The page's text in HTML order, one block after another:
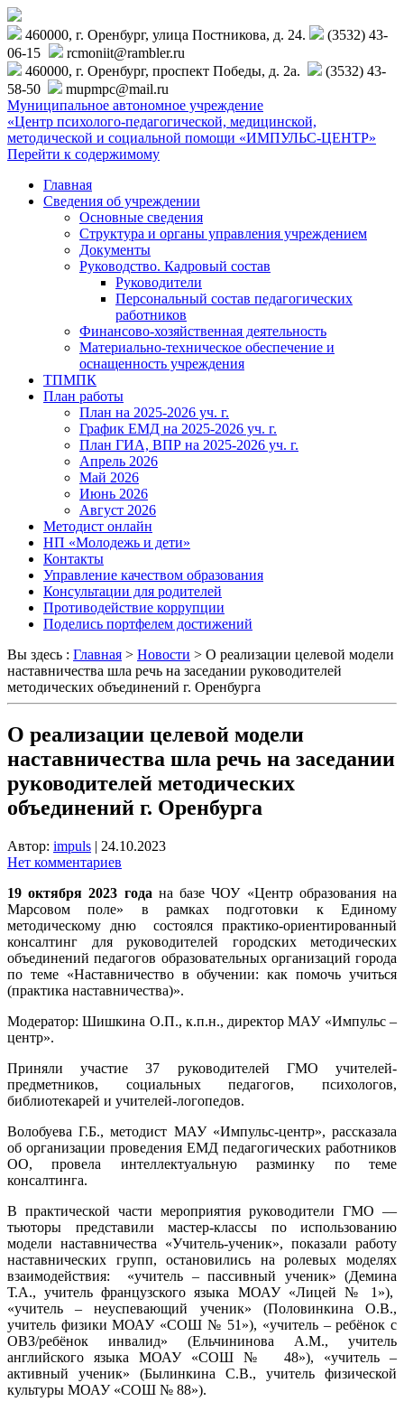
460000, г. Оренбург, улица Постникова, д. 24.
(3532) 43-
06-15
rcmoniit@rambler.ru
460000, г. Оренбург, проспект Победы, д. 2а.
(3532) 43-
58-50
mupmpc@mail.ru
Муниципальное автономное учреждение
«Центр психолого-педагогической, медицинской,
методической и социальной помощи «ИМПУЛЬС-ЦЕНТР»
Перейти к содержимому
Главная
Сведения об учреждении
Основные сведения
Структура и органы управления учреждением
Документы
Руководство. Кадровый состав
Руководители
Персональный состав педагогических
работников
Финансово-хозяйственная деятельность
Материально-техническое обеспечение и
оснащенность учреждения
ТПМПК
План работы
План на 2025-2026 уч. г.
График ЕМД на 2025-2026 уч. г.
План ГИА, ВПР на 2025-2026 уч. г.
Апрель 2026
Май 2026
Июнь 2026
Август 2026
Методист онлайн
НП «Молодежь и дети»
Контакты
Управление качеством образования
Консультации для родителей
Противодействие коррупции
Поделись портфелем достижений
Вы здесь : Главная > Новости > О реализации целевой модели
наставничества шла речь на заседании руководителей
методических объединений г. Оренбурга
О реализации целевой модели
наставничества шла речь на заседании
руководителей методических
объединений г. Оренбурга
Автор: impuls | 24.10.2023
Нет комментариев
19 октября 2023 года на базе ЧОУ «Центр образования на
Марсовом поле» в рамках подготовки к Единому
методическому дню состоялся практико-ориентированный
консалтинг для руководителей городских методических
объединений педагогов образовательных организаций города
по теме «Наставничество в обучении: как помочь учиться
(практика наставничества)».
Модератор: Шишкина О.П., к.п.н., директор МАУ «Импульс –
центр».
Приняли участие 37 руководителей ГМО учителей-
предметников, социальных педагогов, психологов,
библиотекарей и учителей-логопедов.
Волобуева Г.Б., методист МАУ «Импульс-центр», рассказала
об организации проведения ЕМД педагогических работников
ОО, провела интеллектуальную разминку по теме
консалтинга.
В практической части мероприятия руководители ГМО —
тьюторы представили мастер-классы по использованию
модели наставничества «Учитель-ученик», показали работу
наставнических групп, остановились на ролевых моделях
взаимодействия: «учитель – пассивный ученик» (Демина
Т.А., учитель французского языка МОАУ «Лицей № 1»),
«учитель – неуспевающий ученик» (Половинкина О.В.,
учитель физики МОАУ «СОШ № 51»), «учитель – ребёнок с
ОВЗ/ребёнок инвалид» (Ельчининова А.М., учитель
английского языка МОАУ «СОШ № 48»), «учитель –
активный ученик» (Былинкина С.В., учитель физической
культуры МОАУ «СОШ № 88»).